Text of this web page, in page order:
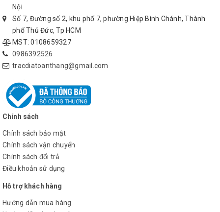
- Thời gian đo: 48h.
7. Dọi tâm quang học:
- Phóng đại: 3x
- Khoảng nhìn: 1,3m.
- Trường ngắm: 5°
8. Nhiệt độ làm việc: từ -20°C đến + 60°C
9. Tiêu chuẩn chịu nước: IP54.
10. Trọng lượng và kích thước:
- Trọng lượng bao gồm Hòm máy: 8,5 kg.
Nội
Số 7, Đường số 2, khu phố 7, phường Hiệp Bình Chánh, Thành
phố Thủ Đức, Tp HCM
MST: 0108659327
0986392526
tracdiatoanthang@gmail.com
Chính sách
Chính sách bảo mật
Chính sách vận chuyển
Chính sách đổi trả
Điều khoản sử dụng
Hỗ trợ khách hàng
Hướng dẫn mua hàng